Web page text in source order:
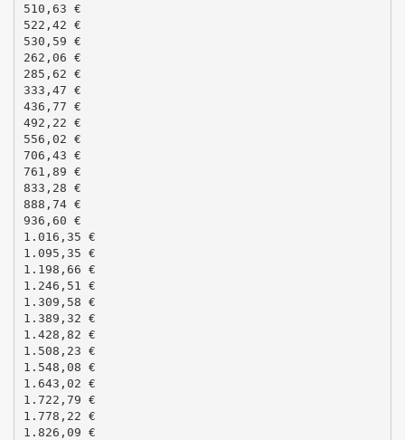
510,63 €
522,42 €
530,59 €
262,06 €
285,62 €
333,47 €
436,77 €
492,22 €
556,02 €
706,43 €
761,89 €
833,28 €
888,74 €
936,60 €
1.016,35 €
1.095,35 €
1.198,66 €
1.246,51 €
1.309,58 €
1.389,32 €
1.428,82 €
1.508,23 €
1.548,08 €
1.643,02 €
1.722,79 €
1.778,22 €
1.826,09 €